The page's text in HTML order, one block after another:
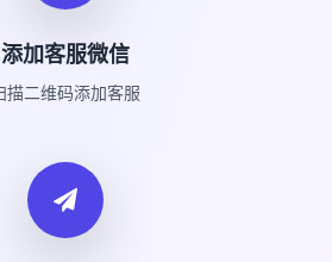
添加客服微信
描二维码添加客服